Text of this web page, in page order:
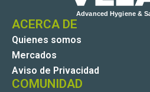
ACERCA DE
Quienes somos
Mercados
Aviso de Privacidad
COMUNIDAD